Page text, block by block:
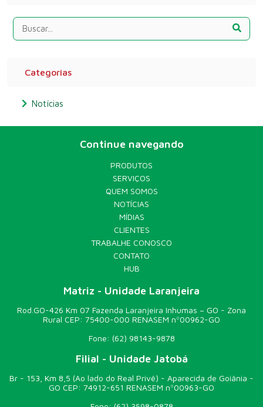
Categorias
Notícias
Continue navegando
PRODUTOS
SERVIÇOS
QUEM SOMOS
NOTÍCIAS
MÍDIAS
CLIENTES
TRABALHE CONOSCO
CONTATO
HUB
Matriz - Unidade Laranjeira
Rod.GO-426 Km 07 Fazenda Laranjeira Inhumas – GO - Zona
Rural CEP: 75400-000 RENASEM nº00962-GO
Fone: (62) 98143-9878
Filial - Unidade Jatobá
Br - 153, Km 8,5 (Ao lado do Real Privê) - Aparecida de Goiânia -
GO CEP: 74912-651 RENASEM nº00963-GO